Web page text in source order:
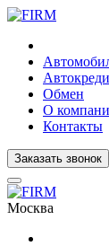
Обмен
О
Контакты
Заказать звонок
Москва